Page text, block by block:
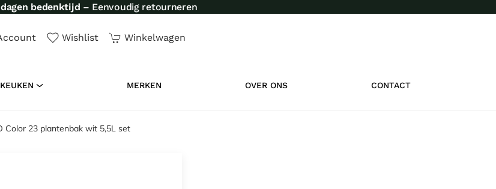
betalen– Via Klarna, in3 of Riverty
Wishlist Winkelwagen
KEUKEN MERKEN OVER ONS CONTACT
Color 23 plantenbak wit 5,5L set